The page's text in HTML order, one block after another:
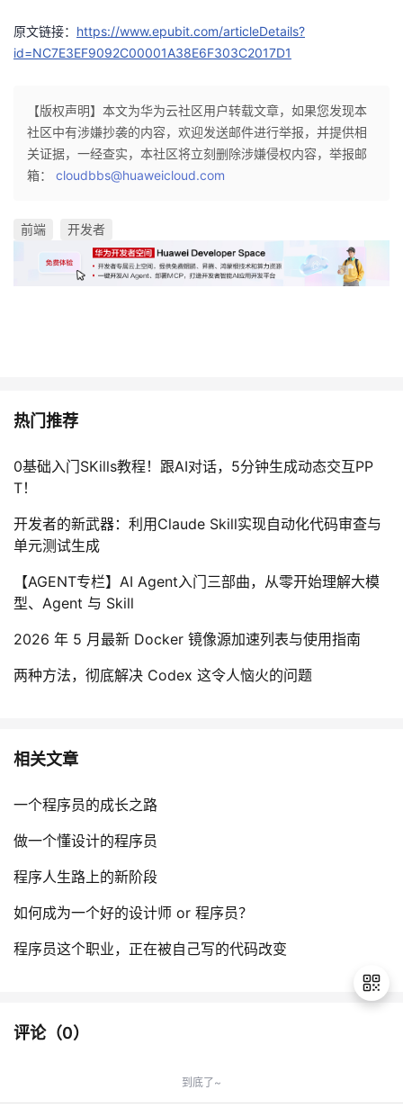
原文链接： https://www.epubit.com/articleDetails?
id=NC7E3EF9092C00001A38E6F303C2017D1
【版权声明】本文为华为云社区用户转载文章，如果您发现本
社区中有涉嫌抄袭的内容，欢迎发送邮件进行举报，并提供相
关证据，一经查实，本社区将立刻删除涉嫌侵权内容，举报邮
箱： cloudbbs@huaweicloud.com
前端 开发者
热门推荐
0基础入门SKills教程！跟AI对话，5分钟生成动态交互PP
T！
开发者的新武器：利用Claude Skill实现自动化代码审查与
单元测试生成
【AGENT专栏】AI Agent入门三部曲，从零开始理解大模
型、Agent 与 Skill
2026 年 5 月最新 Docker 镜像源加速列表与使用指南
两种方法，彻底解决 Codex 这令人恼火的问题
相关文章
一个程序员的成长之路
做一个懂设计的程序员
程序人生路上的新阶段
如何成为一个好的设计师 or 程序员？
程序员这个职业，正在被自己写的代码改变
评论（0）
到底了~